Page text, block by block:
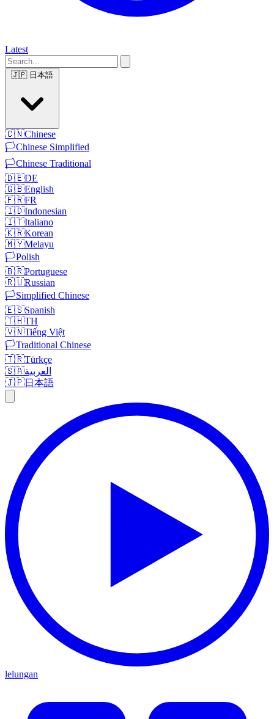
Latest
🇯🇵 日本語
🇨🇳Chinese
🏳️Chinese Simplified
🏳️Chinese Traditional
🇩🇪DE
🇬🇧English
🇫🇷FR
🇮🇩Indonesian
🇮🇹Italiano
🇰🇷Korean
🇲🇾Melayu
🏳️Polish
🇧🇷Portuguese
🇷🇺Russian
🏳️Simplified Chinese
🇪🇸Spanish
🇹🇭TH
🇻🇳Tiếng Việt
🏳️Traditional Chinese
🇹🇷Türkçe
🇸🇦العربية
🇯🇵日本語
lelungan